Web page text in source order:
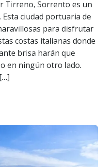
Tirreno, Sorrento es un
ciudad portuaria de
para disfrutar
costas italianas donde
brisa harán que
en ningún otro lado.